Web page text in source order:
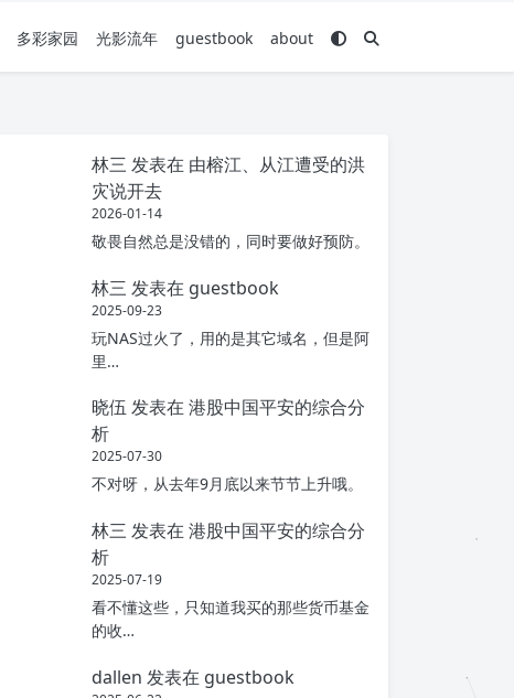
多彩家园 光影流年 guestbook about
林三 发表在 由榕江、从江遭受的洪
灾说开去
2026-01-14
敬畏自然总是没错的，同时要做好预防。
林三 发表在 guestbook
2025-09-23
玩NAS过火了，用的是其它域名，但是阿
里…
晓伍 发表在 港股中国平安的综合分
析
2025-07-30
不对呀，从去年9月底以来节节上升哦。
林三 发表在 港股中国平安的综合分
析
2025-07-19
看不懂这些，只知道我买的那些货币基金
的收…
dallen 发表在 guestbook